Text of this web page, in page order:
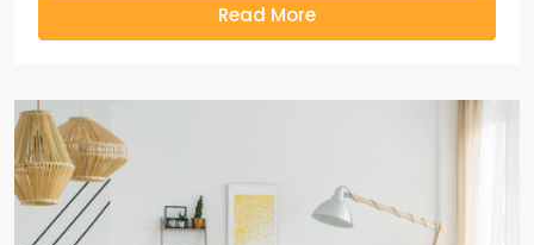
Read More